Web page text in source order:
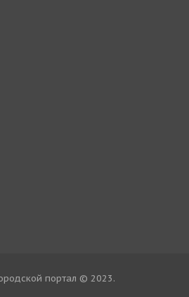
портал © 2023.